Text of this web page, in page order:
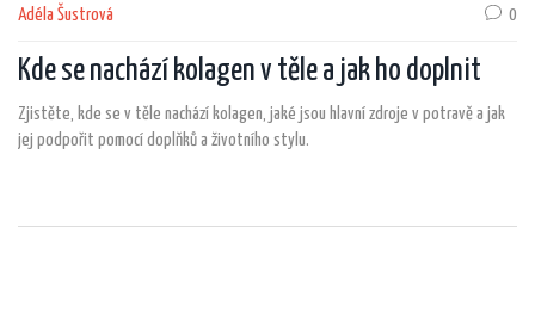
Adéla Šustrová 0
Kde se nachází kolagen v těle a jak ho doplnit
Zjistěte, kde se v těle nachází kolagen, jaké jsou hlavní zdroje v potravě a jak
jej podpořit pomocí doplňků a životního stylu.